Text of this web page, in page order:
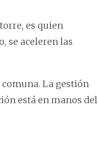
es quien
se aceleren las
La gestión
está en manos del